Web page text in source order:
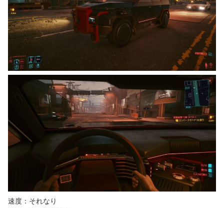
速度：それなり